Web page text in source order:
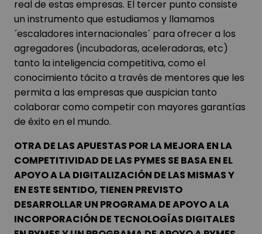
real de estas empresas. El tercer punto consiste
un instrumento que estudiamos y llamamos
´escaladores internacionales´ para ofrecer a los
agregadores (incubadoras, aceleradoras, etc)
tanto la inteligencia competitiva, como el
conocimiento tácito a través de mentores que les
permita a las empresas que auspician tanto
colaborar como competir con mayores garantías
de éxito en el mundo.
OTRA DE LAS APUESTAS POR LA MEJORA EN LA
COMPETITIVIDAD DE LAS PYMES SE BASA EN EL
APOYO A LA DIGITALIZACIÓN DE LAS MISMAS Y
EN ESTE SENTIDO, TIENEN PREVISTO
DESARROLLAR UN PROGRAMA DE APOYO A LA
INCORPORACIÓN DE TECNOLOGÍAS DIGITALES